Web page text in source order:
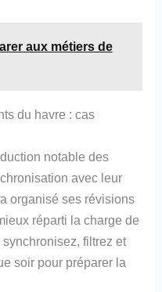
aux métiers de
du havre : cas
notable des
avec leur
organisé ses révisions
réparti la charge de
filtrez et
soir pour préparer la